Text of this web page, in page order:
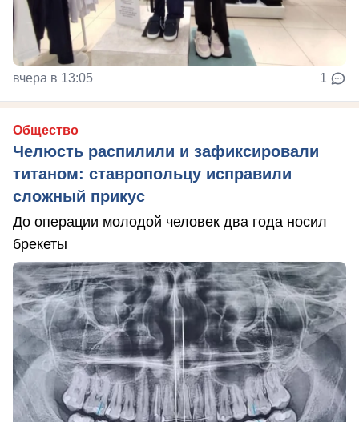
вчера в 13:05 1
Общество
Челюсть распилили и зафиксировали
титаном: ставропольцу исправили
сложный прикус
До операции молодой человек два года носил
брекеты